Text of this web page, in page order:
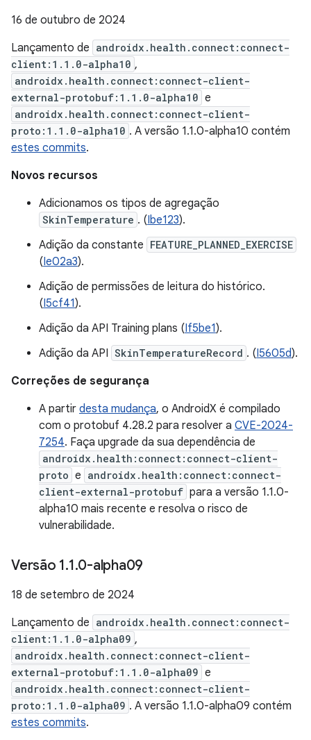
16 de outubro de 2024
Lançamento de androidx.health.connect:connect-
client:1.1.0-alpha10 ,
androidx.health.connect:connect-client-
external-protobuf:1.1.0-alpha10 e
androidx.health.connect:connect-client-
proto:1.1.0-alpha10 . A versão 1.1.0-alpha10 contém
estes commits.
Novos recursos
Adicionamos os tipos de agregação
SkinTemperature . (Ibe123).
Adição da constante FEATURE_PLANNED_EXERCISE
(Ie02a3).
Adição de permissões de leitura do histórico.
(I5cf41).
Adição da API Training plans (If5be1).
Adição da API SkinTemperatureRecord . (I5605d).
Correções de segurança
A partir desta mudança, o AndroidX é compilado
com o protobuf 4.28.2 para resolver a CVE-2024-
7254. Faça upgrade da sua dependência de
androidx.health:connect:connect-client-
proto e androidx.health:connect:connect-
client-external-protobuf para a versão 1.1.0-
alpha10 mais recente e resolva o risco de
vulnerabilidade.
Versão 1.1.0-alpha09
18 de setembro de 2024
Lançamento de androidx.health.connect:connect-
client:1.1.0-alpha09 ,
androidx.health.connect:connect-client-
external-protobuf:1.1.0-alpha09 e
androidx.health.connect:connect-client-
proto:1.1.0-alpha09 . A versão 1.1.0-alpha09 contém
estes commits.